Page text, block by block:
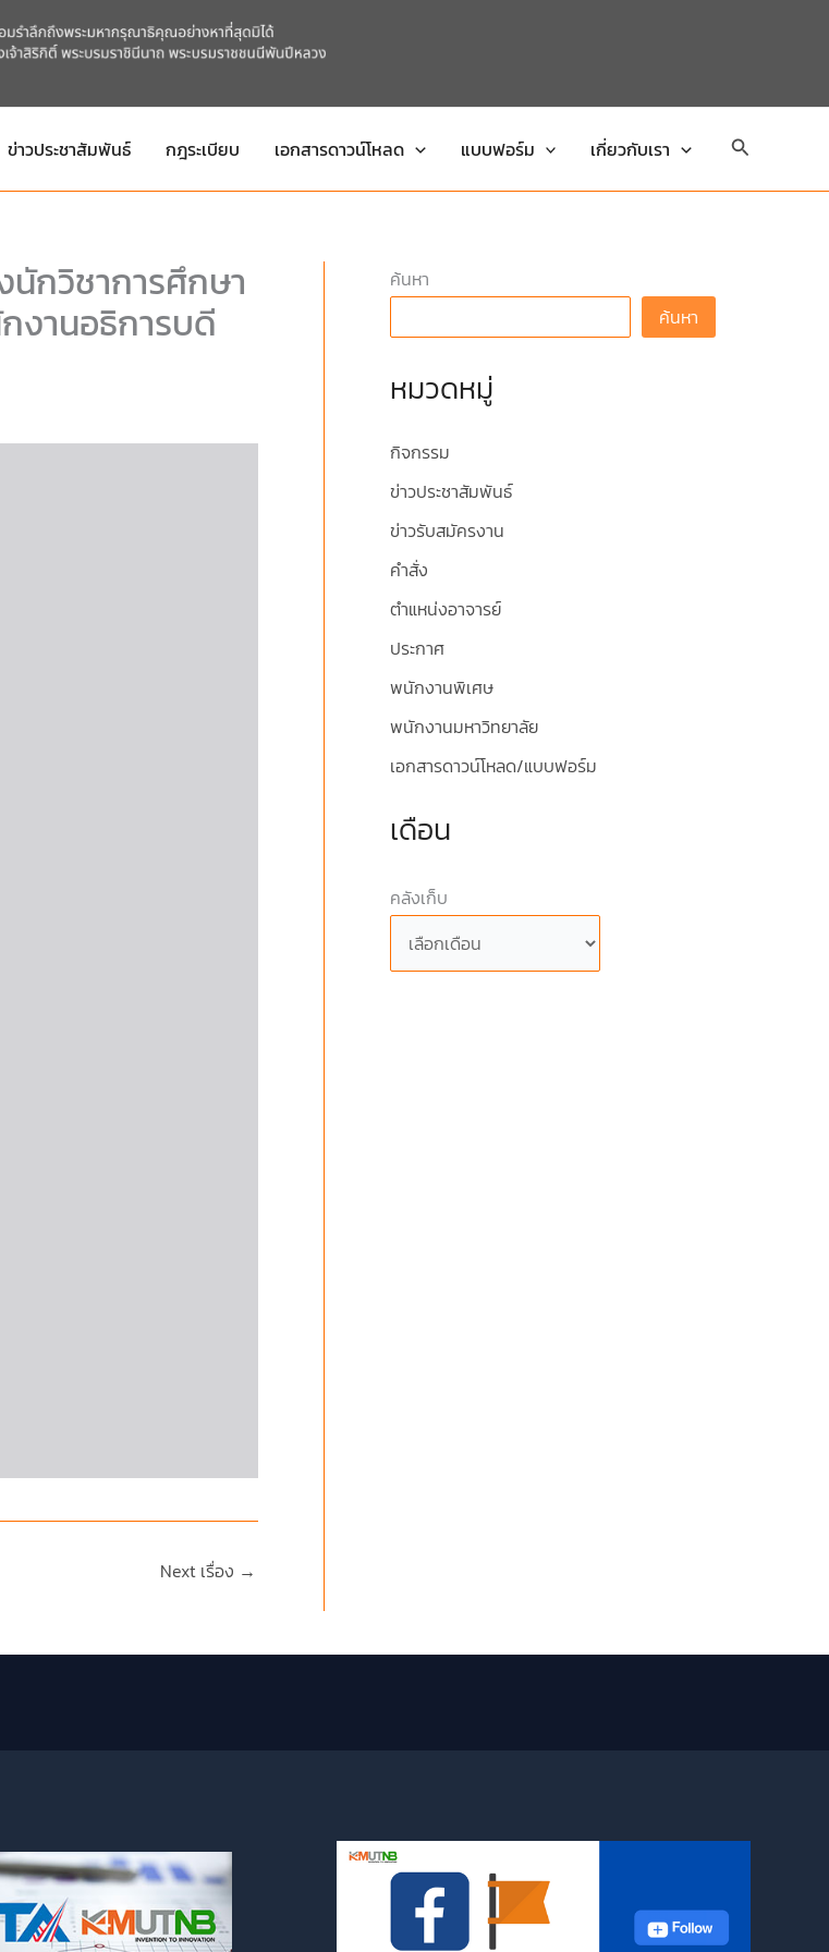
ข่าวประชาสัมพันธ์ กฎระเบียบ เอกสารดาวน์โหลด แบบฟอร์ม เกี่ยวกับเรา Search
กวิชาการศึกษา
งานอธิการบดี
Next เรื่อง →
ค้นหา
ค้นหา
หมวดหมู่
กิจกรรม
ข่าวประชาสัมพันธ์
ข่าวรับสมัครงาน
คำสั่ง
ตำแหน่งอาจารย์
ประกาศ
พนักงานพิเศษ
พนักงานมหาวิทยาลัย
เอกสารดาวน์โหลด/แบบฟอร์ม
เดือน
คลังเก็บ